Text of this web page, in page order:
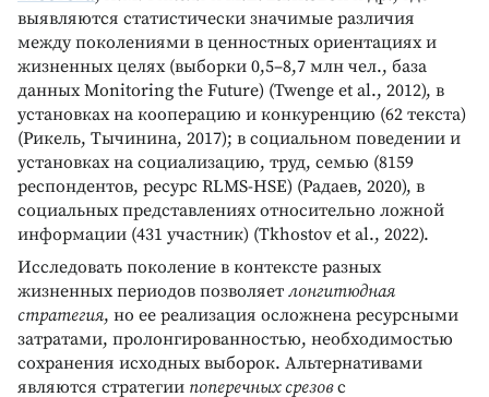
выявляются статистически значимые различия
между поколениями в ценностных ориентациях и
жизненных целях (выборки 0,5–8,7 млн чел., база
данных Monitoring the Future) (Twenge et al., 2012), в
установках на кооперацию и конкуренцию (62 текста)
(Рикель, Тычинина, 2017); в социальном поведении и
установках на социализацию, труд, семью (8159
респондентов, ресурс RLMS-HSE) (Радаев, 2020), в
социальных представлениях относительно ложной
информации (431 участник) (Tkhostov et al., 2022).
Исследовать поколение в контексте разных
жизненных периодов позволяет лонгитюдная
стратегия, но ее реализация осложнена ресурсными
затратами, пролонгированностью, необходимостью
сохранения исходных выборок. Альтернативами
являются стратегии поперечных срезовс